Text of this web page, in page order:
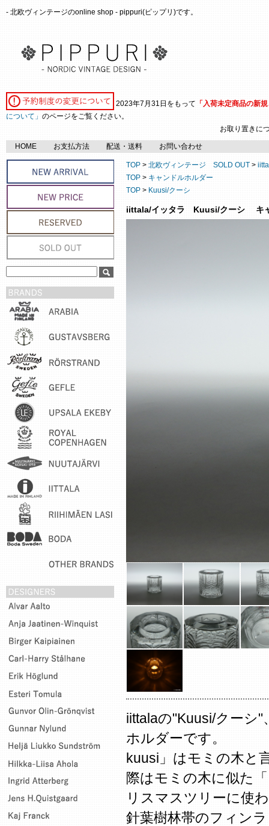
- 北欧ヴィンテージのonline shop - pippuri(ピップリ)です。
2023年7月31日をもって 「入荷未定商品の新
について」 のページをご覧ください。
お取り置きに
HOME お支払方法 配送・送料 お問い合わせ
TOP > 北欧ヴィンテージ SOLD OUT >
TOP > キャンドルホルダー
TOP > Kuusi/クーシ
iittala/イッタラ Kuusi/クーシ キャ
iittalaの"Kuusi/クーシ
ホルダーです。
kuusi」はモミの木と
際はモミの木に似た
リスマスツリーに使
針葉樹林帯のフィン